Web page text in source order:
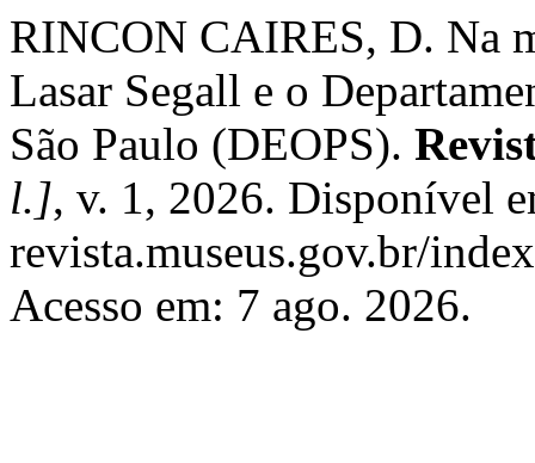
RINCON CAIRES, D. Na
Lasar Segall e o
São Paulo (DEOPS).
l.], v. 1, 2026. Disponível
revista.museus.gov.br/
Acesso em: 7 ago. 2026.